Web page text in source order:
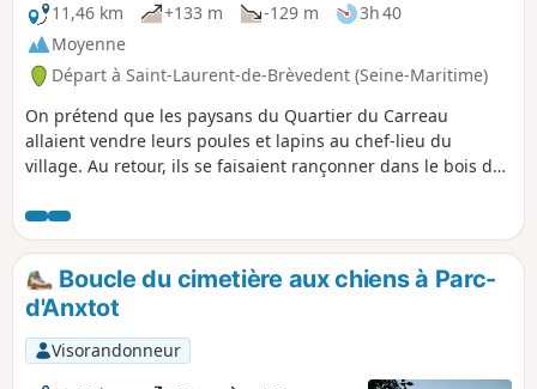
11,46 km
+133 m -129 m
3h 40
Moyenne
Départ à Saint-Laurent-de-Brèvedent (Seine-Maritime)
On prétend que les paysans du Quartier du Carreau
allaient vendre leurs poules et lapins au chef-lieu du
village. Au retour, ils se faisaient rançonner dans le bois de
Boucle du cimetière aux chiens à Parc-
d'Anxtot
Visorandonneur